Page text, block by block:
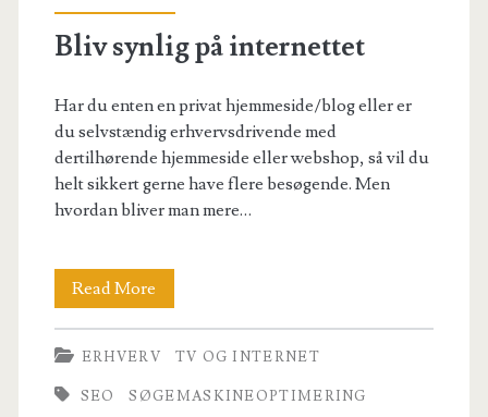
Bliv synlig på internettet
Har du enten en privat hjemmeside/blog eller er
du selvstændig erhvervsdrivende med
dertilhørende hjemmeside eller webshop, så vil du
helt sikkert gerne have flere besøgende. Men
hvordan bliver man mere…
Read More
synlig
på
internettet
ERHVERV TV OG INTERNET
SEO SØGEMASKINEOPTIMERING